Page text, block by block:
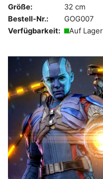
Größe:
32 cm
Bestell-Nr.:
GOG007
Verfügbarkeit:
Auf Lager